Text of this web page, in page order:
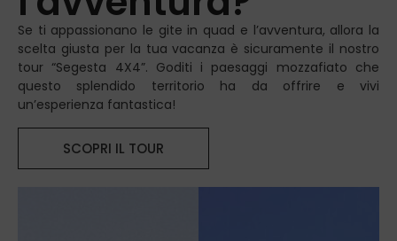
Se ti appassionano le gite in quad e l’avventura, allora la
scelta giusta per la tua vacanza è sicuramente il nostro
tour “Segesta 4X4”. Goditi i paesaggi mozzafiato che
questo splendido territorio ha da offrire e vivi
un’esperienza fantastica!
SCOPRI IL TOUR